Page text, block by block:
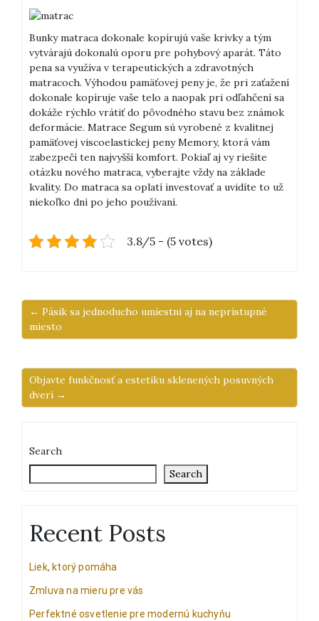
Bunky matraca dokonale kopírujú vaše krivky a tým
vytvárajú dokonalú oporu pre pohybový aparát. Táto
pena sa využíva v terapeutických a zdravotných
matracoch. Výhodou pamäťovej peny je, že pri zaťažení
dokonale kopíruje vaše telo a naopak pri odľahčení sa
dokáže rýchlo vrátiť do pôvodného stavu bez známok
deformácie. Matrace Segum sú vyrobené z kvalitnej
pamäťovej viscoelastickej peny Memory, ktorá vám
zabezpečí ten najvyšší komfort. Pokiaľ aj vy riešite
otázku nového matraca, vyberajte vždy na základe
kvality. Do matraca sa oplatí investovať a uvidíte to už
niekoľko dní po jeho používaní.
3.8/5 - (5 votes)
← Pásik sa jednoducho umiestni aj na neprístupné
miesto
Objavte funkčnosť a estetiku sklenených posuvných
dverí →
Search
Search
Recent Posts
Liek, ktorý pomáha
Zmluva na mieru pre vás
Perfektné osvetlenie pre modernú kuchyňu